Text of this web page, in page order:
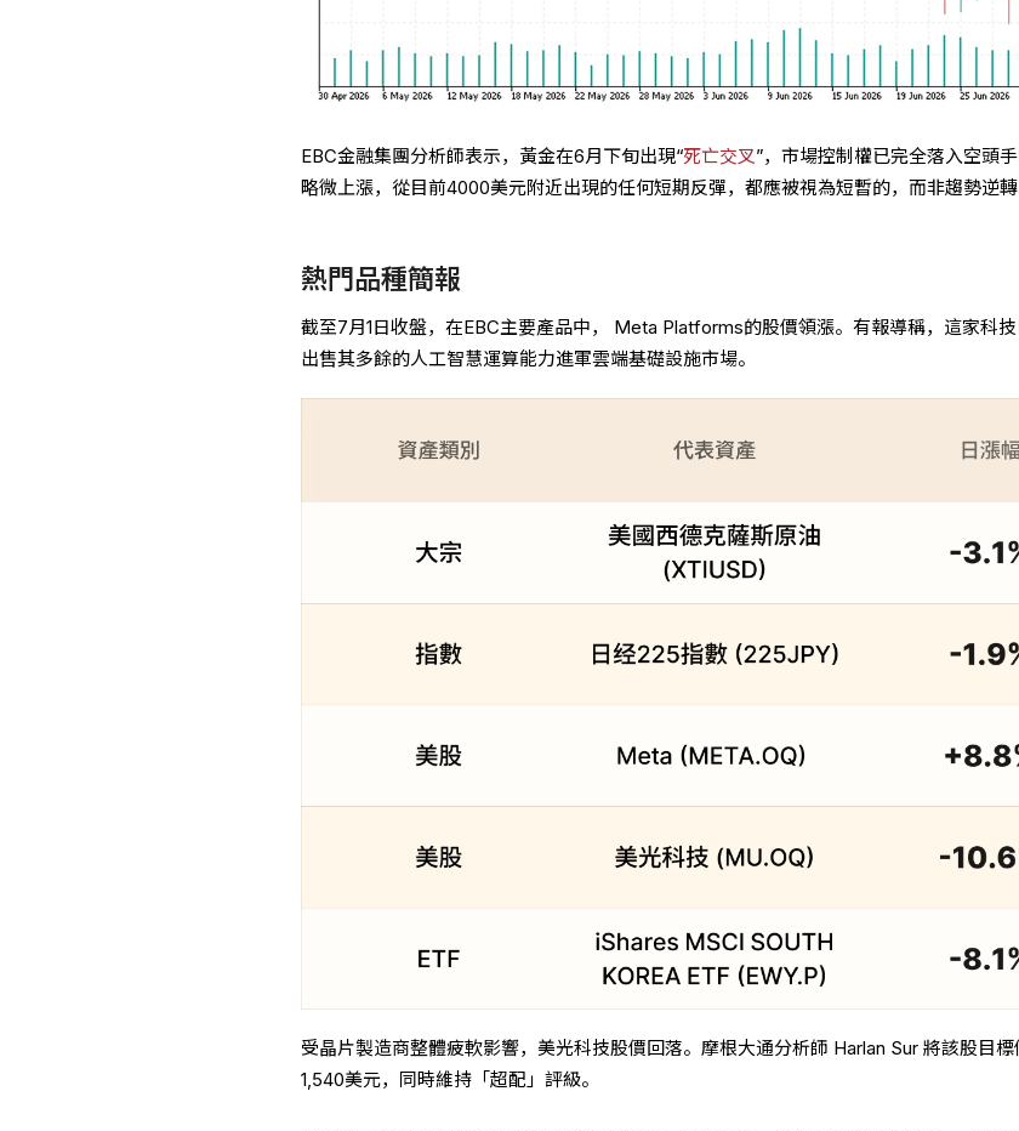
EBC金融集團分析師表示，黃金在6月下旬出現“死亡交叉”，市場控制權已完全落入空頭
略微上漲，從目前4000美元附近出現的任何短期反彈，都應被視為短暫的，而非趨勢逆轉
熱門品種簡報
截至7月1日收盤，在EBC主要產品中， Meta Platforms的股價領漲。有報導稱，這家科
出售其多餘的人工智慧運算能力進軍雲端基礎設施市場。
受晶片製造商整體疲軟影響，美光科技股價回落。摩根大通分析師 Harlan Sur 將該股目
1,540美元，同時維持「超配」評級。